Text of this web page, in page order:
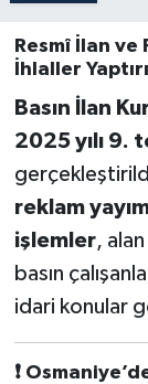
Resmî İlan
İhlaller
Basın İlan
2025 yılı 9.
reklam
işlemler,
basın
idari konular
❗